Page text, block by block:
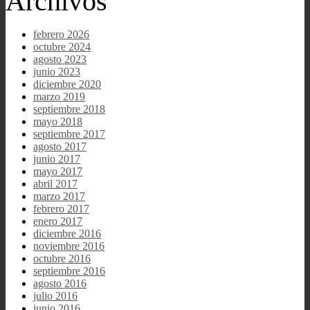
febrero 2026
octubre 2024
agosto 2023
junio 2023
diciembre 2020
marzo 2019
septiembre 2018
mayo 2018
septiembre 2017
agosto 2017
junio 2017
mayo 2017
abril 2017
marzo 2017
febrero 2017
enero 2017
diciembre 2016
noviembre 2016
octubre 2016
septiembre 2016
agosto 2016
julio 2016